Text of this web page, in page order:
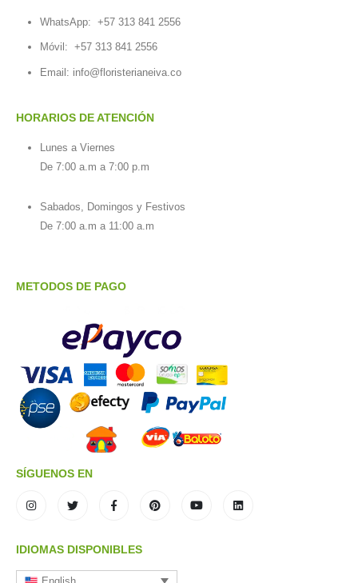
WhatsApp: +57 313 841 2556
Móvil: +57 313 841 2556
Email: info@floristerianeiva.co
HORARIOS DE ATENCIÓN
Lunes a Viernes
De 7:00 a.m a 7:00 p.m
Sabados, Domingos y Festivos
De 7:00 a.m a 11:00 a.m
METODOS DE PAGO
SÍGUENOS EN
IDIOMAS DISPONIBLES